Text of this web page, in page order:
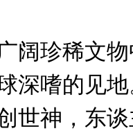
阔珍稀文
深嗜的见
世神，东